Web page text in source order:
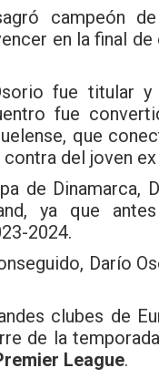
campeón
en la final
fue titular
fue
que
del joven
de Dinamarca,
ya que
2024.
Darío
clubes de
de la
League.